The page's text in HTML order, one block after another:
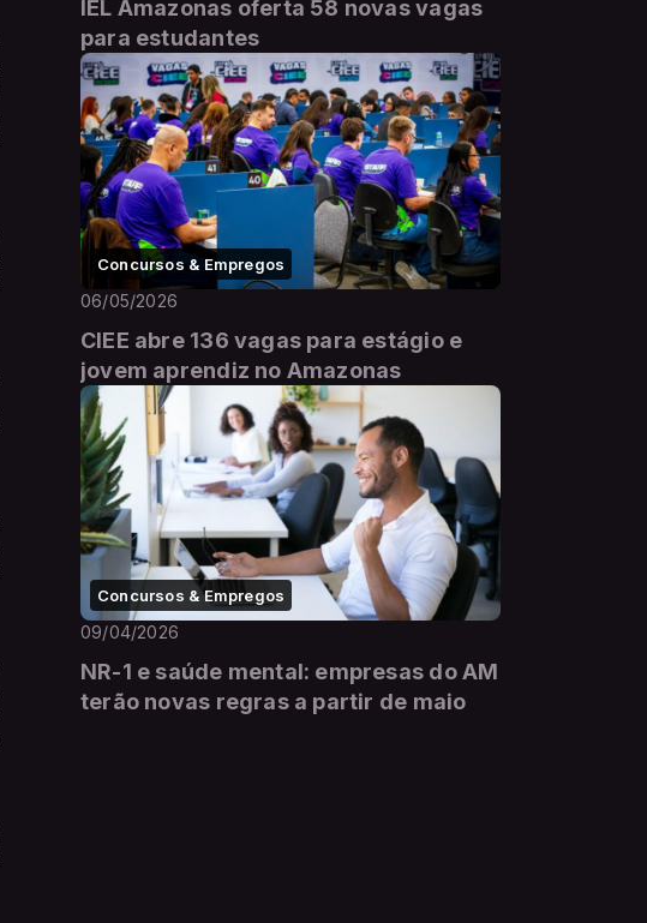
IEL Amazonas oferta 58 novas vagas
para estudantes
Concursos & Empregos
06/05/2026
CIEE abre 136 vagas para estágio e
jovem aprendiz no Amazonas
Concursos & Empregos
09/04/2026
NR-1 e saúde mental: empresas do AM
terão novas regras a partir de maio